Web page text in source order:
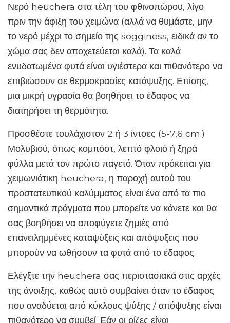
Νερό heuchera στα τέλη του φθινοπώρου, λίγο
πριν την άφιξη του χειμώνα (αλλά να θυμάστε, μην
το νερό μέχρι το σημείο της sogginess, ειδικά αν το
χώμα σας δεν αποχετεύεται καλά). Τα καλά
ενυδατωμένα φυτά είναι υγιέστερα και πιθανότερο να
επιβιώσουν σε θερμοκρασίες κατάψυξης. Επίσης,
μια μικρή υγρασία θα βοηθήσει το έδαφος να
διατηρήσει τη θερμότητα.
Προσθέστε τουλάχιστον 2 ή 3 ίντσες (5-7,6 cm.)
Μολυβιού, όπως κομπόστ, λεπτό φλοιό ή ξηρά
φύλλα μετά τον πρώτο παγετό. Όταν πρόκειται για
χειμωνιάτικη heuchera, η παροχή αυτού του
προστατευτικού καλύμματος είναι ένα από τα πιο
σημαντικά πράγματα που μπορείτε να κάνετε και θα
σας βοηθήσει να αποφύγετε ζημιές από
επανειλημμένες καταψύξεις και απόψυξεις που
μπορούν να ωθήσουν τα φυτά από το έδαφος.
Ελέγξτε την heuchera σας περιστασιακά στις αρχές
της άνοιξης, καθώς αυτό συμβαίνει όταν το έδαφος
που αναδύεται από κύκλους ψύξης / απόψυξης είναι
πιθανότερο να συμβεί. Εάν οι ρίζες είναι